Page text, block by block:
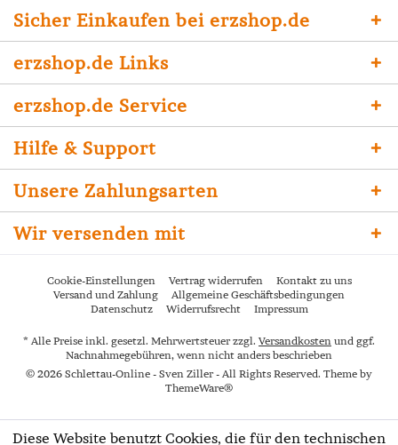
Sicher Einkaufen bei erzshop.de
erzshop.de Links
erzshop.de Service
Hilfe & Support
Unsere Zahlungsarten
Wir versenden mit
Cookie-Einstellungen Vertrag widerrufen
Kontakt zu uns
Versand und Zahlung
Allgemeine Geschäftsbedingungen
Datenschutz
Widerrufsrecht Impressum
* Alle Preise inkl. gesetzl. Mehrwertsteuer zzgl. Versandkosten und ggf.
Nachnahmegebühren, wenn nicht anders beschrieben
© 2026 Schlettau-Online - Sven Ziller - All Rights Reserved. Theme by
ThemeWare®
Diese Website benutzt Cookies, die für den technischen